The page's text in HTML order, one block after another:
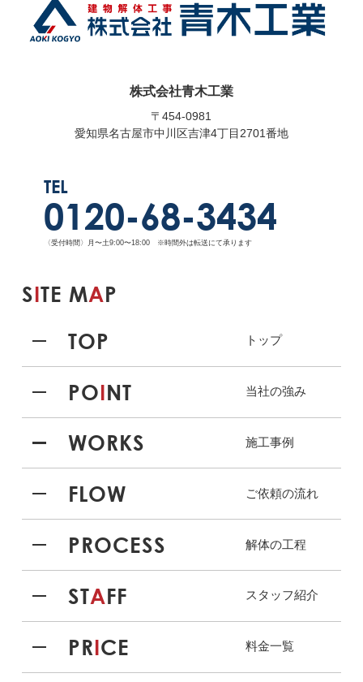
株式会社青木工業
〒454-0981
愛知県名古屋市中川区吉津4丁目2701番地
TEL
0120-68-3434
〈受付時間〉月〜土9:00〜18:00 ※時間外は転送にて承ります
SITE MAP
TOP
トップ
POINT 当社の強み
WORKS 施工事例
FLOW ご依頼の流れ
PROCESS 解体の工程
STAFF スタッフ紹介
PRICE 料金一覧